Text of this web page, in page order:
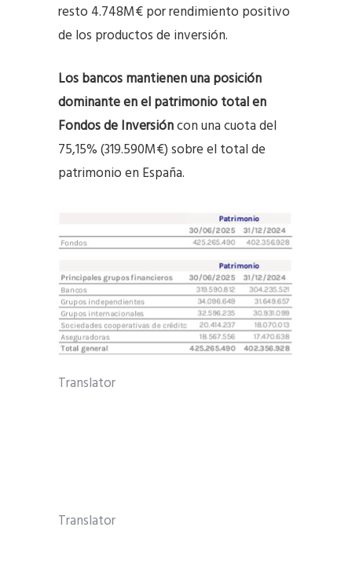
resto 4.748M€ por rendimiento positivo
de los productos de inversión.
Los bancos mantienen una posición
dominante en el patrimonio total en
Fondos de Inversióncon una cuota del
75,15% (319.590M€) sobre el total de
patrimonio en España.
Translator
Translator